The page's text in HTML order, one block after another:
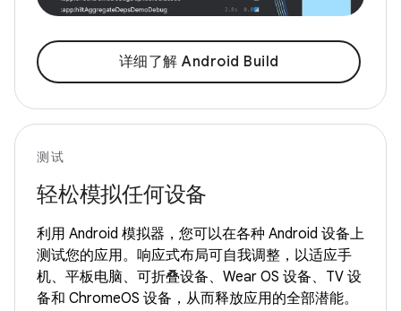
详细了解 Android Build
测试
轻松模拟任何设备
利用 Android 模拟器，您可以在各种 Android 设备上
测试您的应用。响应式布局可自我调整，以适应手
机、平板电脑、可折叠设备、Wear OS 设备、TV 设
备和 ChromeOS 设备，从而释放应用的全部潜能。